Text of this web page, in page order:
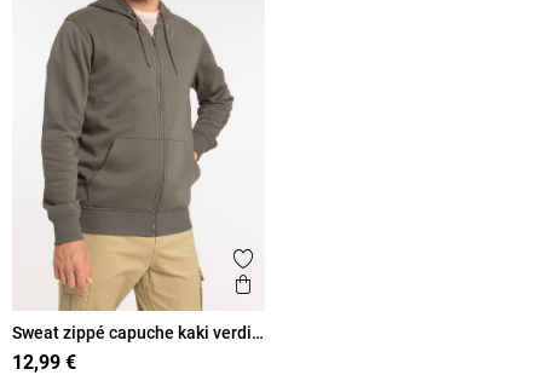
Ajouter aux favoris
Aperçu rapide
Sweat zippé capuche kaki verdi
homme
12,99 €